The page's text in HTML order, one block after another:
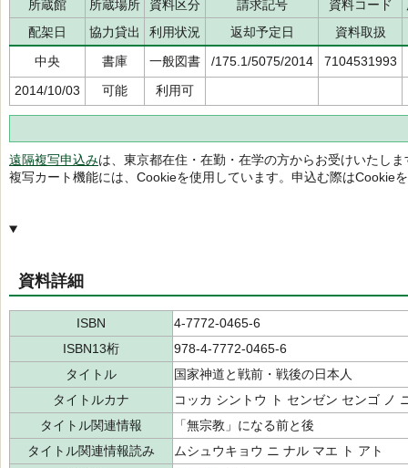
所蔵館 所蔵場所 資料区分 請求記号 資料コード
配架日
協力貸出 利用状況 返却予定日
資料取扱
中央
書庫 一般図書 /175.1/5075/2014
7104531993
2014/10/03
可能 利用可
遠隔複写申込みは、東京都在住・在勤・在学の方からお受けいたしま
複写カート機能には、Cookieを使用しています。申込む際はCookie
資料詳細
ISBN
4-7772-0465-6
ISBN13桁
978-4-7772-0465-6
タイトル
国家神道と戦前・戦後の日本人
タイトルカナ
コッカ シントウ ト センゼン センゴ ノ
タイトル関連情報
「無宗教」になる前と後
タイトル関連情報読み
ムシュウキョウ ニ ナル マエ ト アト